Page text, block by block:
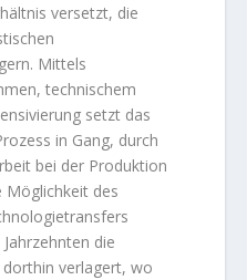
versetzt, die
Mittels
technischem
setzt das
in Gang, durch
bei der Produktion
Möglichkeit des
die
verlagert, wo